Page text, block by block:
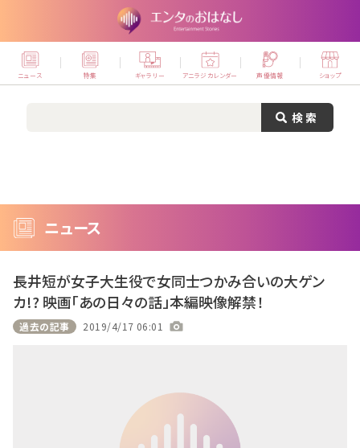
ニュース 特集 ギャラリー アニラジカレンダー 声優情報 ショップ
ニュース
長井短が女子大生役で女同士つかみ合いの大ゲン
カ!? 映画「あの日々の話」本編映像解禁！
過去の記事 2019/4/17 06:01